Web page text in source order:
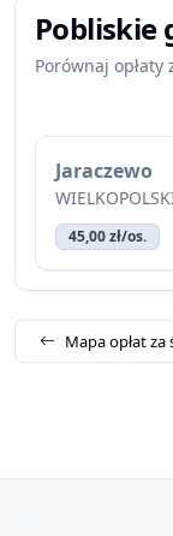
Pobliskie
Porównaj opłaty
Jaraczewo
45,00 zł/os.
Mapa opłat za